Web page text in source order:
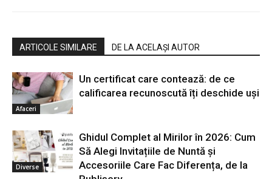
ARTICOLE SIMILARE DE LA ACELAȘI AUTOR
Afaceri
Un certificat care contează: de ce
calificarea recunoscută îți deschide uși
Diverse
Ghidul Complet al Mirilor în 2026: Cum
Să Alegi Invitațiile de Nuntă și
Accesoriile Care Fac Diferența, de la